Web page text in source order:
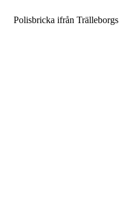
Polisbricka ifrån